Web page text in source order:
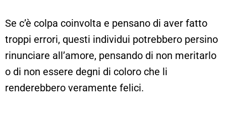
Se c’è colpa coinvolta e pensano di aver fatto
troppi errori, questi individui potrebbero persino
rinunciare all’amore, pensando di non meritarlo
o di non essere degni di coloro che li
renderebbero veramente felici.